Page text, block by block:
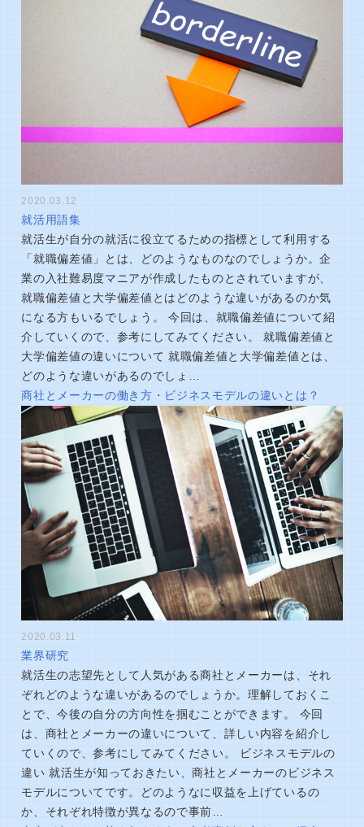
2020.03.12
就活用語集
就活生が自分の就活に役立てるための指標として利用する
「就職偏差値」とは、どのようなものなのでしょうか。企
業の入社難易度マニアが作成したものとされていますが、
就職偏差値と大学偏差値とはどのような違いがあるのか気
になる方もいるでしょう。 今回は、就職偏差値について紹
介していくので、参考にしてみてください。 就職偏差値と
大学偏差値の違いについて 就職偏差値と大学偏差値とは、
どのような違いがあるのでしょ…
商社とメーカーの働き方・ビジネスモデルの違いとは？
2020.03.11
業界研究
就活生の志望先として人気がある商社とメーカーは、それ
ぞれどのような違いがあるのでしょうか。理解しておくこ
とで、今後の自分の方向性を掴むことができます。 今回
は、商社とメーカーの違いについて、詳しい内容を紹介し
ていくので、参考にしてみてください。 ビジネスモデルの
違い 就活生が知っておきたい、商社とメーカーのビジネス
モデルについてです。どのようなに収益を上げているの
か、それぞれ特徴が異なるので事前…